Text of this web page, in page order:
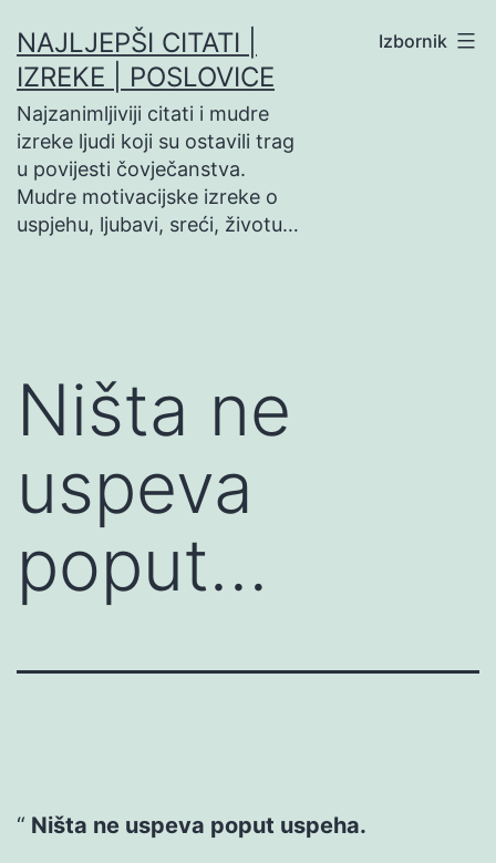
na
sadržaj
NAJLJEPŠI CITATI |
IZREKE | POSLOVICE
Najzanimljiviji citati i mudre
izreke ljudi koji su ostavili trag
u povijesti čovječanstva.
Mudre motivacijske izreke o
uspjehu, ljubavi, sreći, životu…
Izbornik
Ništa ne
uspeva
poput…
Ništa ne uspeva poput uspeha.